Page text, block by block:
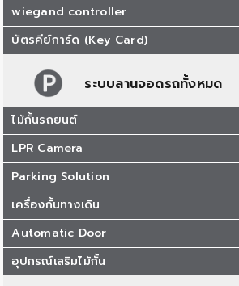
wiegand controller
บัตรคีย์การ์ด (Key Card)
ระบบลานจอดรถทั้งหมด
ไม้กั้นรถยนต์
LPR Camera
Parking Solution
เครื่องกั้นทางเดิน
Automatic Door
อุปกรณ์เสริมไม้กั้น